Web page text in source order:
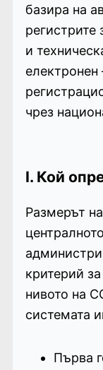
базира на
регистрите
и
електронен
чрез
I. Кой
Размерът
критерий
нивото на
системата
Първа